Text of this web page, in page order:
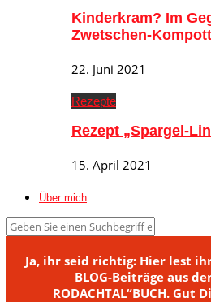
Kinderkram? Im
Zwetschen-
22. Juni 2021
Rezepte
Rezept „Spargel-
15. April 2021
Über mich
Ja, ihr seid richtig: Hier lest
BLOG-Beiträge aus
RODACHTAL“BUCH.